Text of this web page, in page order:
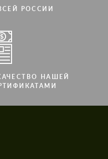
РОССИИ
НАШЕЙ